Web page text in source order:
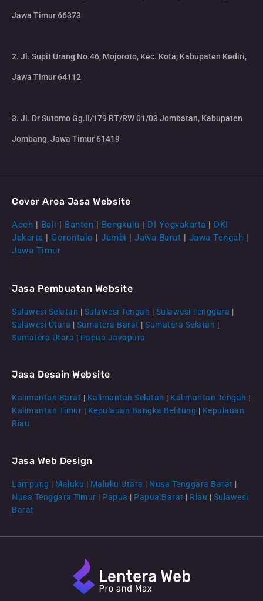
CS Lenteraweb
Jawa Timur 66373
2. Jl. Supit Urang No.46, Mojoroto, Kec. Kota, Kabupaten Kediri,
Jawa Timur 64112
3. Jl. Dr Sutomo Gg.II/179 RT/RW 01/03 Jombatan, Kabupaten
Jombang, Jawa Timur 61419
Cover Area Jasa Website
Aceh | Bali | Banten | Bengkulu | DI Yogyakarta | DKI
Jakarta | Gorontalo | Jambi | Jawa Barat | Jawa Tengah |
Jawa Timur
Jasa Pembuatan Website
Sulawesi Selatan | Sulawesi Tengah | Sulawesi Tenggara |
Sulawesi Utara | Sumatera Barat | Sumatera Selatan |
Sumatera Utara | Papua Jayapura
Jasa Desain Website
Kalimantan Barat | Kalimantan Selatan | Kalimantan Tengah |
Kalimantan Timur | Kepulauan Bangka Belitung | Kepulauan
Riau
Jasa Web Design
Lampung | Maluku | Maluku Utara | Nusa Tenggara Barat |
Nusa Tenggara Timur | Papua | Papua Barat | Riau | Sulawesi
Barat